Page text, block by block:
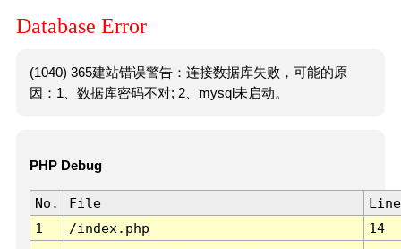
Database Error
(1040) 365建站错误警告：连接数据库失败，可能的原
因：1、数据库密码不对; 2、mysql未启动。
PHP Debug
No. File
Line
1
/index.php 14